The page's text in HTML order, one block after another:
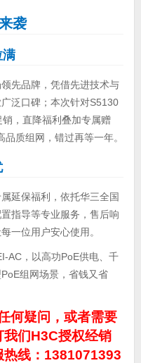
袭
满
先品牌，凭借先进技术与
泛口碑；本次针对S5130
，直降福利叠加专属赠
质组网，错过再等一年。
延保福利，依托华三全国
指导等专业服务，售后响
一位用户安心使用。
AC，以高功PoE供电、千
组网场景，省钱又省
何疑问，或者需要
们H3C授权经销
线：1381071393